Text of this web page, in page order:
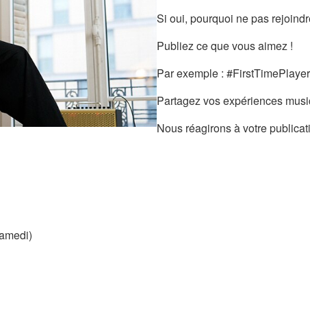
Si oui, pourquoi ne pas
Publiez ce que vous aimez !
Par exemple :
Partagez vos expériences
Nous réagirons à votre